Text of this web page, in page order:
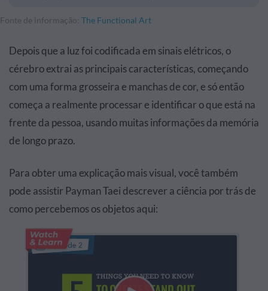
Fonte de informação: The Functional Art
Depois que a luz foi codificada em sinais elétricos, o
cérebro extrai as principais características, começando
com uma forma grosseira e manchas de cor, e só então
começa a realmente processar e identificar o que está na
frente da pessoa, usando muitas informações da memória
de longo prazo.
Para obter uma explicação mais visual, você também
pode assistir Payman Taei descrever a ciência por trás de
como percebemos os objetos aqui: